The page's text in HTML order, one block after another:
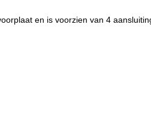
en is voorzien van 4